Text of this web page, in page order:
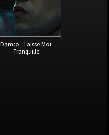
Damso - Laisse-Moi
Tranquille